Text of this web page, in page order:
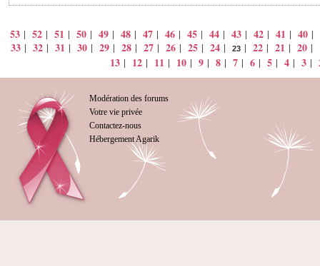
53 | 52 | 51 | 50 | 49 | 48 | 47 | 46 | 45 | 44 | 43 | 42 | 41 | 40 |
33 | 32 | 31 | 30 | 29 | 28 | 27 | 26 | 25 | 24 | 23 | 22 | 21 | 20 |
13 | 12 | 11 | 10 | 9 | 8 | 7 | 6 | 5 | 4 | 3 |
Modération des forums
Votre vie privée
Contactez-nous
Hébergement Agarik